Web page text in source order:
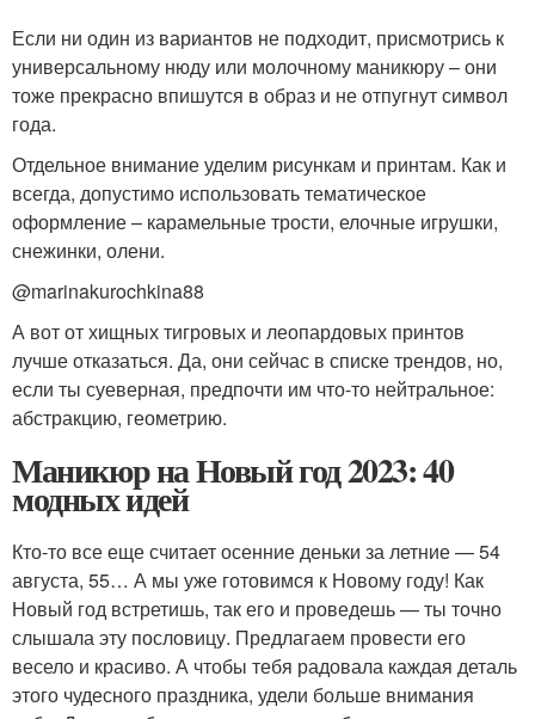
Если ни один из вариантов не подходит, присмотрись к
универсальному нюду или молочному маникюру – они
тоже прекрасно впишутся в образ и не отпугнут символ
года.
Отдельное внимание уделим рисункам и принтам. Как и
всегда, допустимо использовать тематическое
оформление – карамельные трости, елочные игрушки,
снежинки, олени.
@marinakurochkina88
А вот от хищных тигровых и леопардовых принтов
лучше отказаться. Да, они сейчас в списке трендов, но,
если ты суеверная, предпочти им что-то нейтральное:
абстракцию, геометрию.
Маникюр на Новый год 2023: 40
модных идей
Кто-то все еще считает осенние деньки за летние — 54
августа, 55… А мы уже готовимся к Новому году! Как
Новый год встретишь, так его и проведешь — ты точно
слышала эту пословицу. Предлагаем провести его
весело и красиво. А чтобы тебя радовала каждая деталь
этого чудесного праздника, удели больше внимания